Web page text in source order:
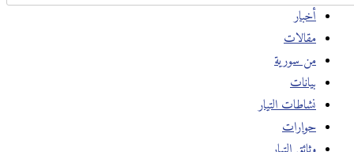
أخبار
مقالات
من سورية
بيانات
نشاطات التيار
حوارات